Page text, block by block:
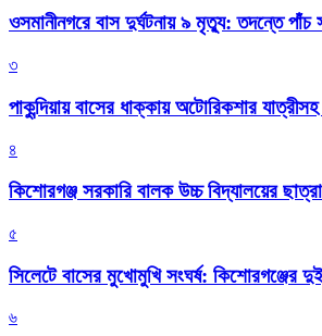
ওসমানীনগরে বাস দুর্ঘটনায় ৯ মৃত্যু: তদন্তে পাঁচ
৩
পাকুন্দিয়ায় বাসের ধাক্কায় অটোরিকশার
৪
কিশোরগঞ্জ সরকারি বালক উচ্চ বিদ্যালয়ের
৫
সিলেটে বাসের মুখোমুখি সংঘর্ষ: কিশোরগঞ্জের
৬